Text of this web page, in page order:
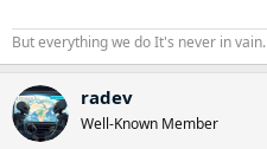
But everything we do It's never in vain.
radev
Well-Known Member